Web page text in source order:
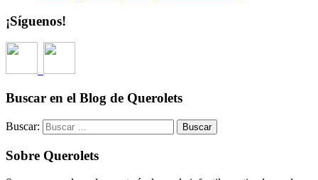
¡Síguenos!
Buscar en el Blog de Querolets
Buscar:
Sobre Querolets